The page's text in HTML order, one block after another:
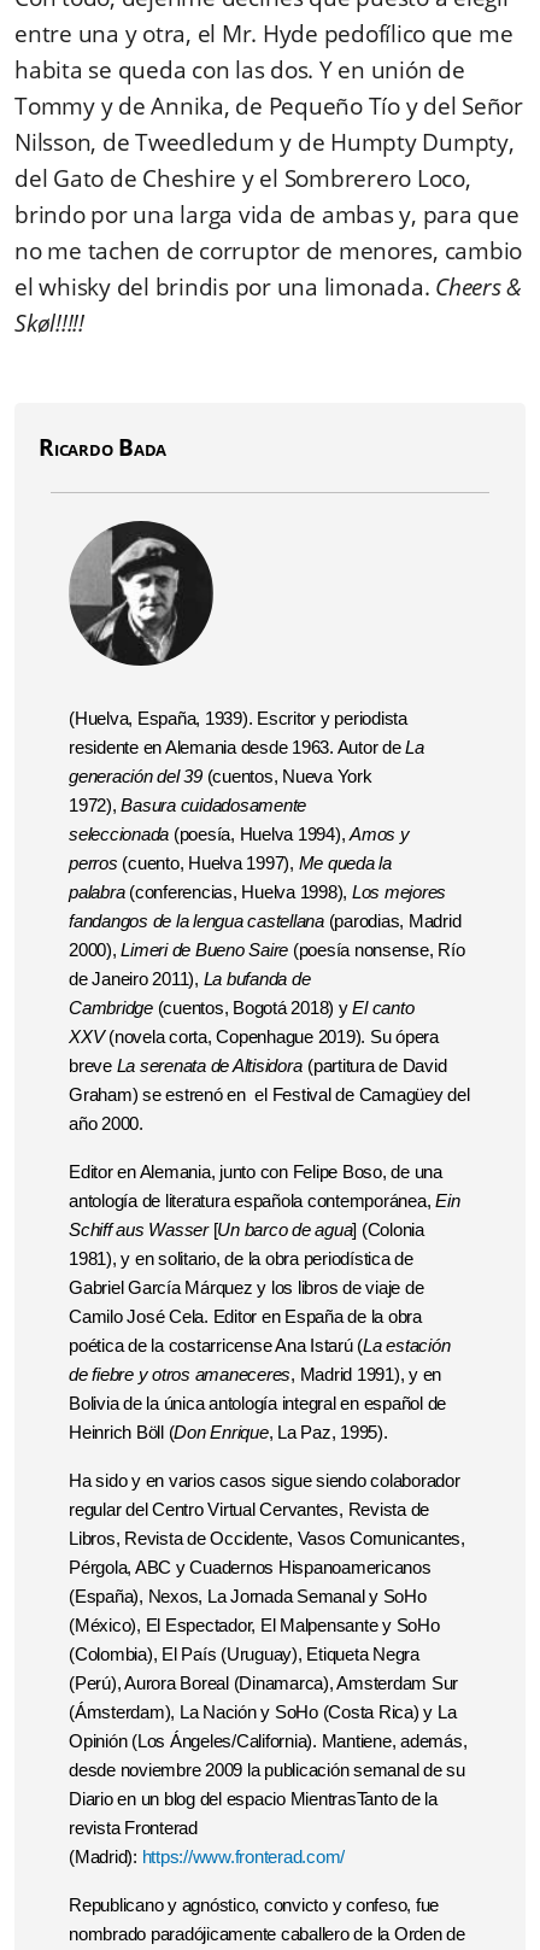
entre una y otra, el Mr. Hyde pedofílico que me
habita se queda con las dos. Y en unión de
Tommy y de Annika, de Pequeño Tío y del Señor
Nilsson, de Tweedledum y de Humpty Dumpty,
del Gato de Cheshire y el Sombrerero Loco,
brindo por una larga vida de ambas y, para que
no me tachen de corruptor de menores, cambio
el whisky del brindis por una limonada. Cheers &
Skøl!!!!!
Ricardo Bada
(Huelva, España, 1939). Escritor y periodista
residente en Alemania desde 1963. Autor deLa
generación del 39 (cuentos, Nueva York
1972), Basura cuidadosamente
seleccionada (poesía, Huelva 1994), Amos y
perros (cuento, Huelva 1997), Me queda la
palabra (conferencias, Huelva 1998), Los mejores
fandangos de la lengua castellana(parodias, Madrid
2000),Limeri de Bueno Saire (poesía nonsense, Río
de Janeiro 2011), La bufanda de
Cambridge(cuentos, Bogotá 2018) yEl canto
XXV(novela corta, Copenhague 2019). Su ópera
breve La serenata de Altisidora (partitura de David
Graham) se estrenó en el Festival de Camagüey del
año 2000.
Editor en Alemania, junto con Felipe Boso, de una
antología de literatura española contemporánea, Ein
Schiff aus Wasser [Un barco de agua] (Colonia
1981), y en solitario, de la obra periodística de
Gabriel García Márquez y los libros de viaje de
Camilo José Cela. Editor en España de la obra
poética de la costarricense Ana Istarú (La estación
de fiebre y otros amaneceres, Madrid 1991), y en
Bolivia de la única antología integral en español de
Heinrich Böll (Don Enrique, La Paz, 1995).
Ha sido y en varios casos sigue siendo colaborador
regular del Centro Virtual Cervantes, Revista de
Libros, Revista de Occidente, Vasos Comunicantes,
Pérgola, ABC y Cuadernos Hispanoamericanos
(España), Nexos, La Jornada Semanal y SoHo
(México), El Espectador, El Malpensante y SoHo
(Colombia), El País (Uruguay), Etiqueta Negra
(Perú), Aurora Boreal (Dinamarca), Amsterdam Sur
(Ámsterdam), La Nación y SoHo (Costa Rica) y La
Opinión (Los Ángeles/California). Mantiene, además,
desde noviembre 2009 la publicación semanal de su
Diario en un blog del espacio MientrasTanto de la
revista Fronterad
(Madrid): https://www.fronterad.com/
Republicano y agnóstico, convicto y confeso, fue
nombrado paradójicamente caballero de la Orden de